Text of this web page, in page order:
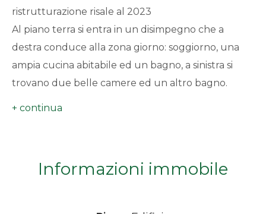
ristrutturazione risale al 2023
Al piano terra si entra in un disimpegno che a
destra conduce alla zona giorno: soggiorno, una
ampia cucina abitabile ed un bagno, a sinistra si
trovano due belle camere ed un altro bagno.
Volendo potrebbe essere un appartamento
camere da letto, uno studio con panoramica
Informazioni immobile
1
2